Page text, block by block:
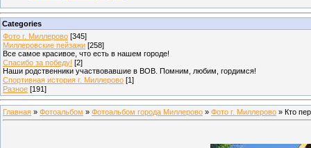
Categories
Фото г. Миллерово [345]
Миллеровские пейзажи [258]
Все самое красивое, что есть в нашем городе!
Спасибо за победу! [2]
Наши родственники участвовавшие в ВОВ. Помним, любим, гордимся!
Спортивная история г. Миллерово [1]
Разное [191]
Главная » Фотоальбом » Фотоальбом города Миллерово » Фото г. Миллерово » Кто